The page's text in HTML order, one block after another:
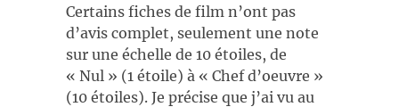
Certains fiches de film n’ont pas
d’avis complet, seulement une note
sur une échelle de 10 étoiles, de
« Nul » (1 étoile) à « Chef d’oeuvre »
(10 étoiles). Je précise que j’ai vu au